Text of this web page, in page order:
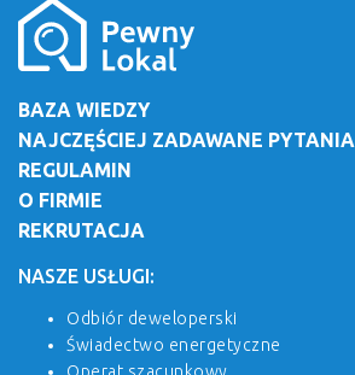
BAZA WIEDZY
NAJCZĘŚCIEJ ZADAWANE PYTANIA
REGULAMIN
O FIRMIE
REKRUTACJA
NASZE USŁUGI:
Odbiór deweloperski
Świadectwo energetyczne